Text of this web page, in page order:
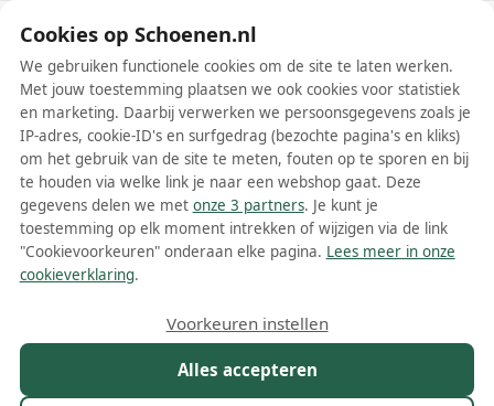
Schoenen.nl
Wis filters Alle filters
Vans dames boots
Meer lezen
Model Kleur
Cookies op Schoenen.nl
We gebruiken functionele cookies om de site te laten werken.
Met jouw toestemming plaatsen we ook cookies voor statistiek
en marketing. Daarbij verwerken we persoonsgegevens zoals je
IP-adres, cookie-ID's en surfgedrag (bezochte pagina's en kliks)
om het gebruik van de site te meten, fouten op te sporen en bij
te houden via welke link je naar een webshop gaat. Deze
gegevens delen we met onze 3 partners. Je kunt je
toestemming op elk moment intrekken of wijzigen via de link
"Cookievoorkeuren" onderaan elke pagina. Lees meer in onze
cookieverklaring.
Alles accepteren
Voorkeuren instellen